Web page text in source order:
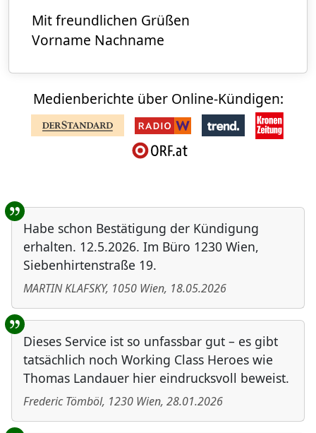
Mit freundlichen Grüßen
Vorname Nachname
Medienberichte über Online-Kündigen:
Benutzer-Rückmeldungen
Habe schon Bestätigung der Kündigung
erhalten. 12.5.2026. Im Büro 1230 Wien,
Siebenhirtenstraße 19.
MARTIN KLAFSKY, 1050 Wien, 18.05.2026
Dieses Service ist so unfassbar gut – es gibt
tatsächlich noch Working Class Heroes wie
Thomas Landauer hier eindrucksvoll beweist.
Frederic Tömböl, 1230 Wien, 28.01.2026